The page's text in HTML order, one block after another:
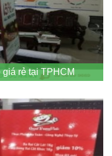
giá rẻ tại TPHCM